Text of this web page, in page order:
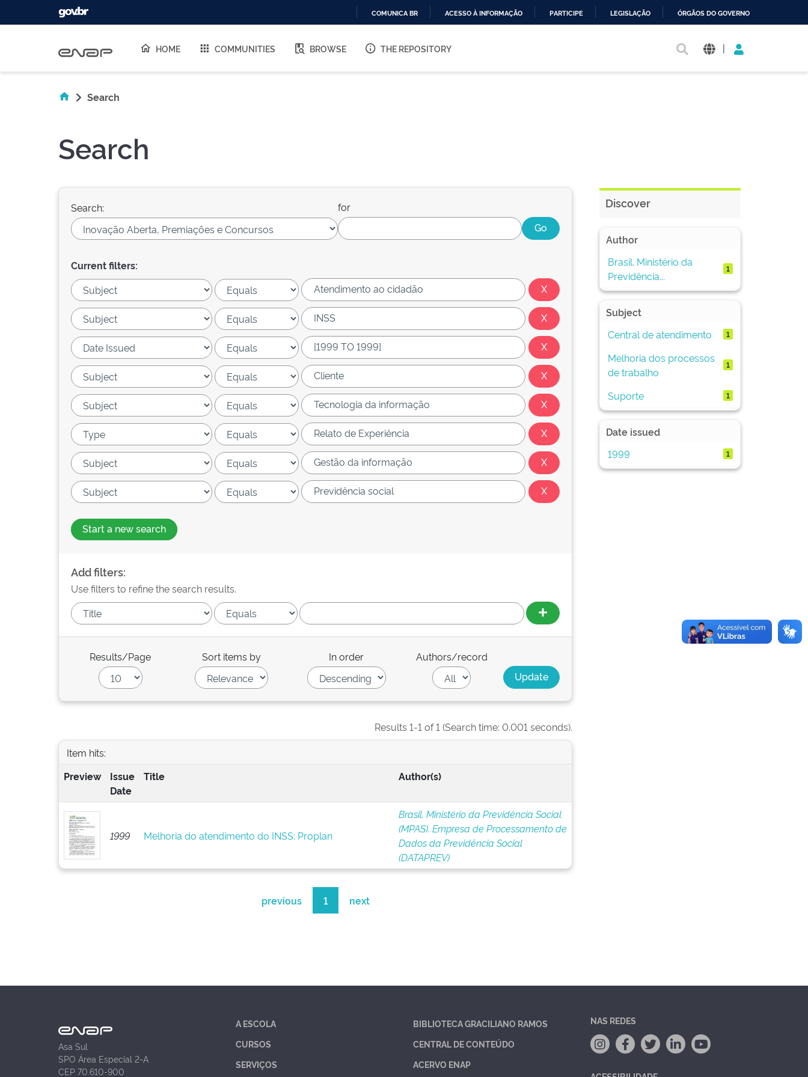
O
COMUNICA BR ACESSO À INFORMAÇÃO PARTICIPE LEGISLAÇÃO ÓRGÃOS DO GOVERNO
HOME COMMUNITIES BROWSE THE REPOSITORY |
Search
Search
Search: for
Current filters:
Start a new search
Add filters:
Use filters to refine the search results.
Results/Page Sort items by In order Authors/record
Results 1-1 of 1 (Search time: 0.001 seconds).
Item hits:
Preview
Issue
Date
Title Author(s)
1999 Melhoria do atendimento do INSS: Proplan
Brasil. Ministério da Previdência Social
(MPAS). Empresa de Processamento de
Dados da Previdência Social
(DATAPREV)
previous 1 next
Discover
Author
Brasil. Ministério da
Previdência...
1
Subject
Central de atendimento
1
Melhoria dos processos
de trabalho
1
Suporte 1
Date issued
1999
1
Asa Sul
SPO Área Especial 2-A
CEP 70.610-900
A ESCOLA
CURSOS
SERVIÇOS
BIBLIOTECA GRACILIANO RAMOS
CENTRAL DE CONTEÚDO
ACERVO ENAP
NAS REDES